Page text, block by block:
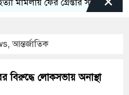
ফের গ্রেপ্তার সাবেক
,আন্তর্জাতিক
বিরুদ্ধে লোকসভায় অনাস্থা